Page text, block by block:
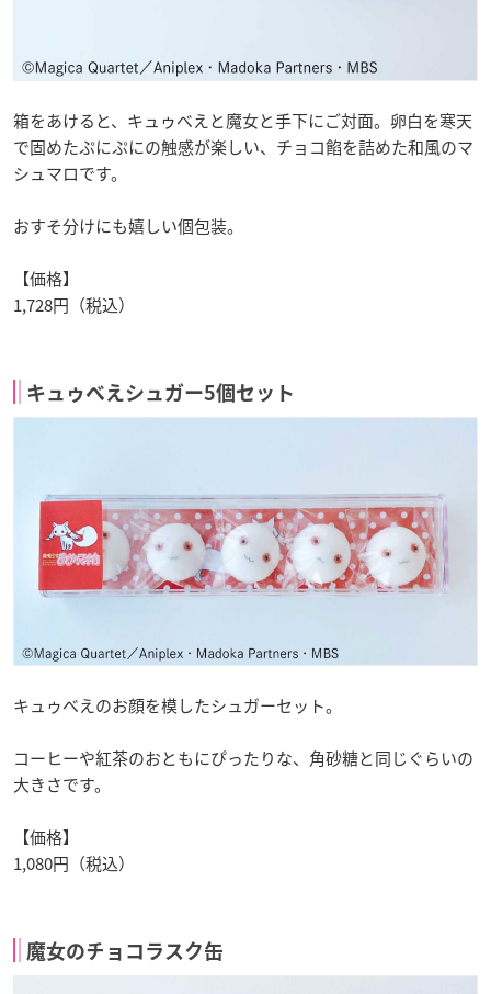
箱をあけると、キュゥべえと魔女と手下にご対面。卵白を寒天
で固めたぷにぷにの触感が楽しい、チョコ餡を詰めた和風のマ
シュマロです。
おすそ分けにも嬉しい個包装。
【価格】
1,728円（税込）
キュゥべえシュガー5個セット
キュゥべえのお顔を模したシュガーセット。
コーヒーや紅茶のおともにぴったりな、角砂糖と同じぐらいの
大きさです。
【価格】
1,080円（税込）
魔女のチョコラスク缶